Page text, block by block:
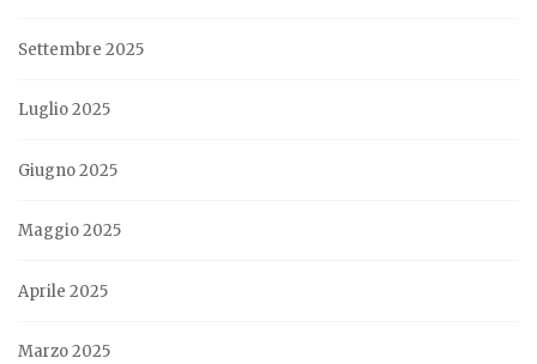
Settembre 2025
Luglio 2025
Giugno 2025
Maggio 2025
Aprile 2025
Marzo 2025